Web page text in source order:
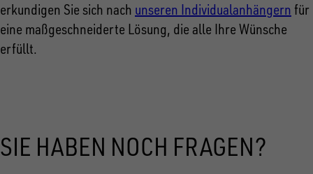
erkundigen Sie sich nach unseren Individualanhängern für
eine maßgeschneiderte Lösung, die alle Ihre Wünsche
erfüllt.
SIE HABEN NOCH FRAGEN?